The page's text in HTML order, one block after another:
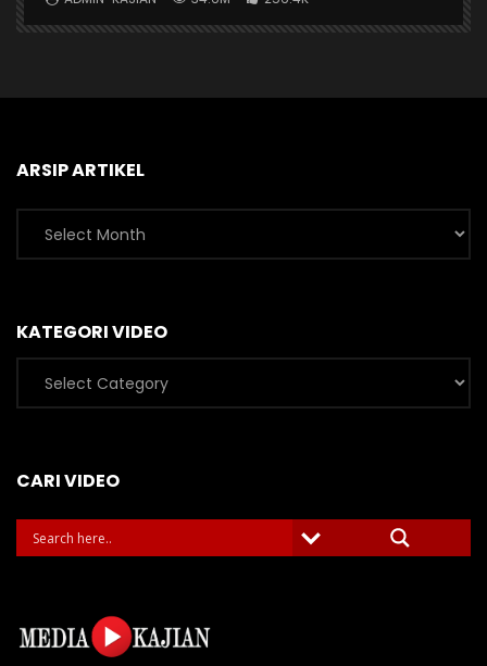
ARSIP ARTIKEL
Arsip
Artikel
KATEGORI VIDEO
Kategori
Video
CARI VIDEO